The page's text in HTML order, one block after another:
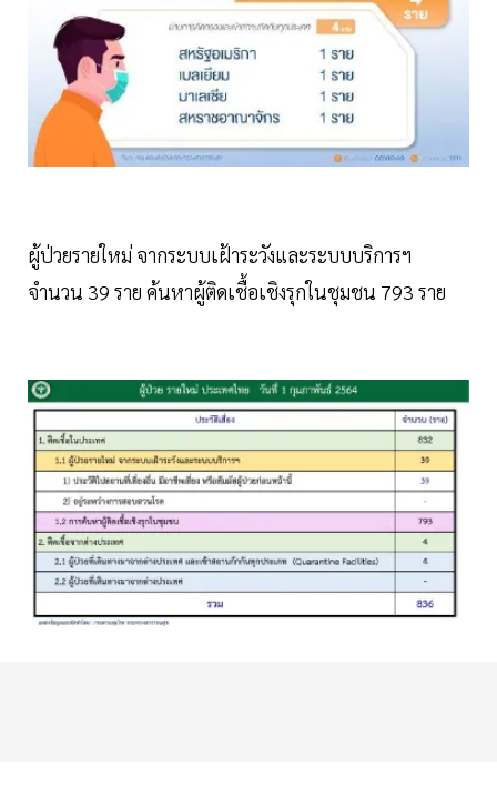
ผู้ป่วยรายใหม่ จากระบบเฝ้าระวังและระบบบริการฯ
จำนวน 39 ราย ค้นหาผู้ติดเชื้อเชิงรุกในชุมชน 793 ราย